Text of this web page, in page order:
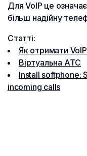
Для VoIP це
більш надійну
Статті:
Як отримати
Віртуальна АТС
Install softphone:
incoming calls